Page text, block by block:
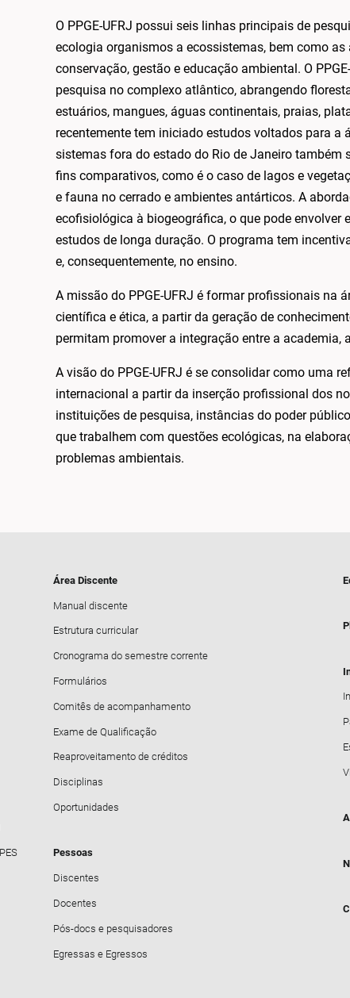
O PPGE-UFRJ possui seis linhas principais de
ecologia organismos a ecossistemas, bem como
conservação, gestão e educação ambiental. O
pesquisa no complexo atlântico, abrangendo
estuários, mangues, águas continentais, praias,
recentemente tem iniciado estudos voltados para a
sistemas fora do estado do Rio de Janeiro também
fins comparativos, como é o caso de lagos e
e fauna no cerrado e ambientes antárticos. A
ecofisiológica à biogeográfica, o que pode
estudos de longa duração. O programa tem
e, consequentemente, no ensino.
A missão do PPGE-UFRJ é formar profissionais na
científica e ética, a partir da geração de
permitam promover a integração entre a academia,
A visão do PPGE-UFRJ é se consolidar como uma
internacional a partir da inserção profissional dos
instituições de pesquisa, instâncias do poder
que trabalhem com questões ecológicas, na
problemas ambientais.
Área Discente
Manual discente
Estrutura curricular
Cronograma do semestre corrente
Formulários
Comitês de acompanhamento
Exame de Qualificação
Reaproveitamento de créditos
Disciplinas
Oportunidades
Pessoas
Discentes
Docentes
Pós-docs e pesquisadores
Egressas e Egressos